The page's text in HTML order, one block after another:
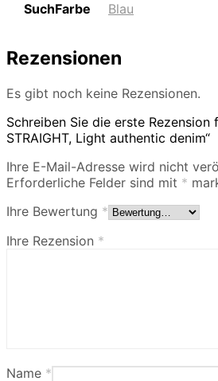
SuchFarbe Blau
Rezensionen
Es gibt noch keine Rezensionen.
Schreiben Sie die erste Rezension
STRAIGHT, Light authentic denim“
Ihre E-Mail-Adresse wird nicht
Erforderliche Felder sind mit *
Ihre Bewertung *
Ihre Rezension *
Name *